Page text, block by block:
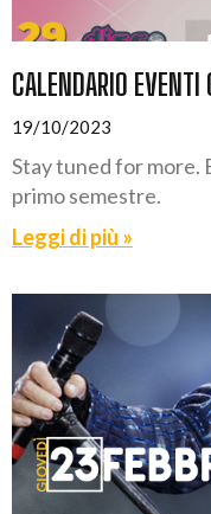
CALENDARIO
19/10/2023
Stay tuned for more.
primo semestre.
Leggi di più »